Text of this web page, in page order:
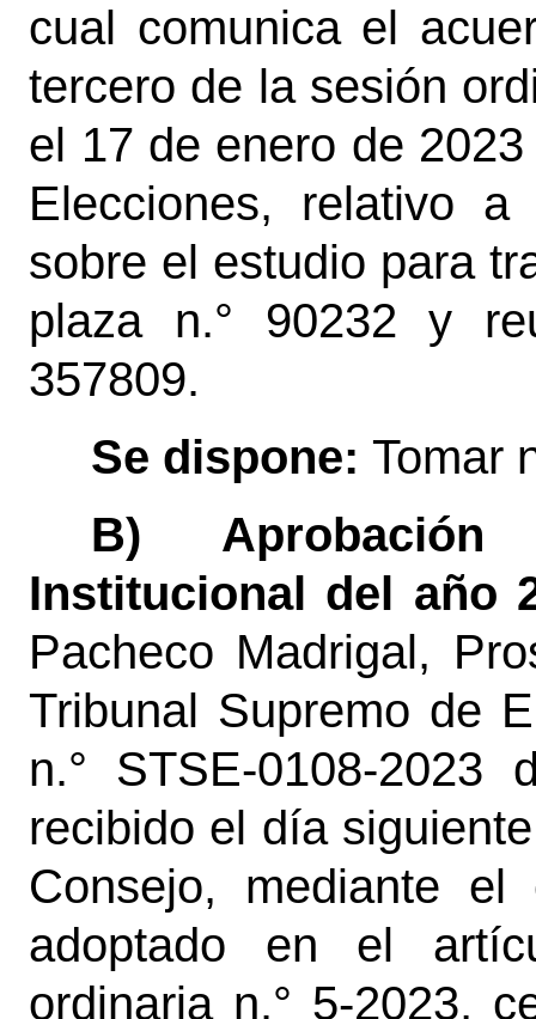
cual comunica el
tercero de la sesión
el 17 de enero de
Elecciones, relativo
sobre el estudio para
plaza n.° 90232 y
357809.
Se dispone:Tomar
B)
Institucional del año
Pacheco Madrigal,
Tribunal Supremo de
n.° STSE-0108-
recibido el día
Consejo, mediante
adoptado en el
ordinaria n.° 5-2023,